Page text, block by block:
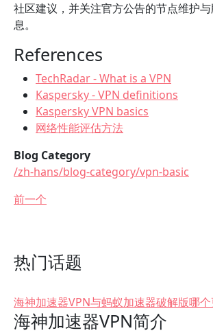
社区建议，并关注官方公告的节点维护
息。
References
TechRadar - What is a VPN
Kaspersky - VPN definitions
Kaspersky VPN basics
网络性能评估方法
Blog Category
/zh-hans/blog-category/vpn-basic
前一个
热门话题
海神加速器VPN与蚂蚁加速器破解版哪个
海神加速器VPN简介